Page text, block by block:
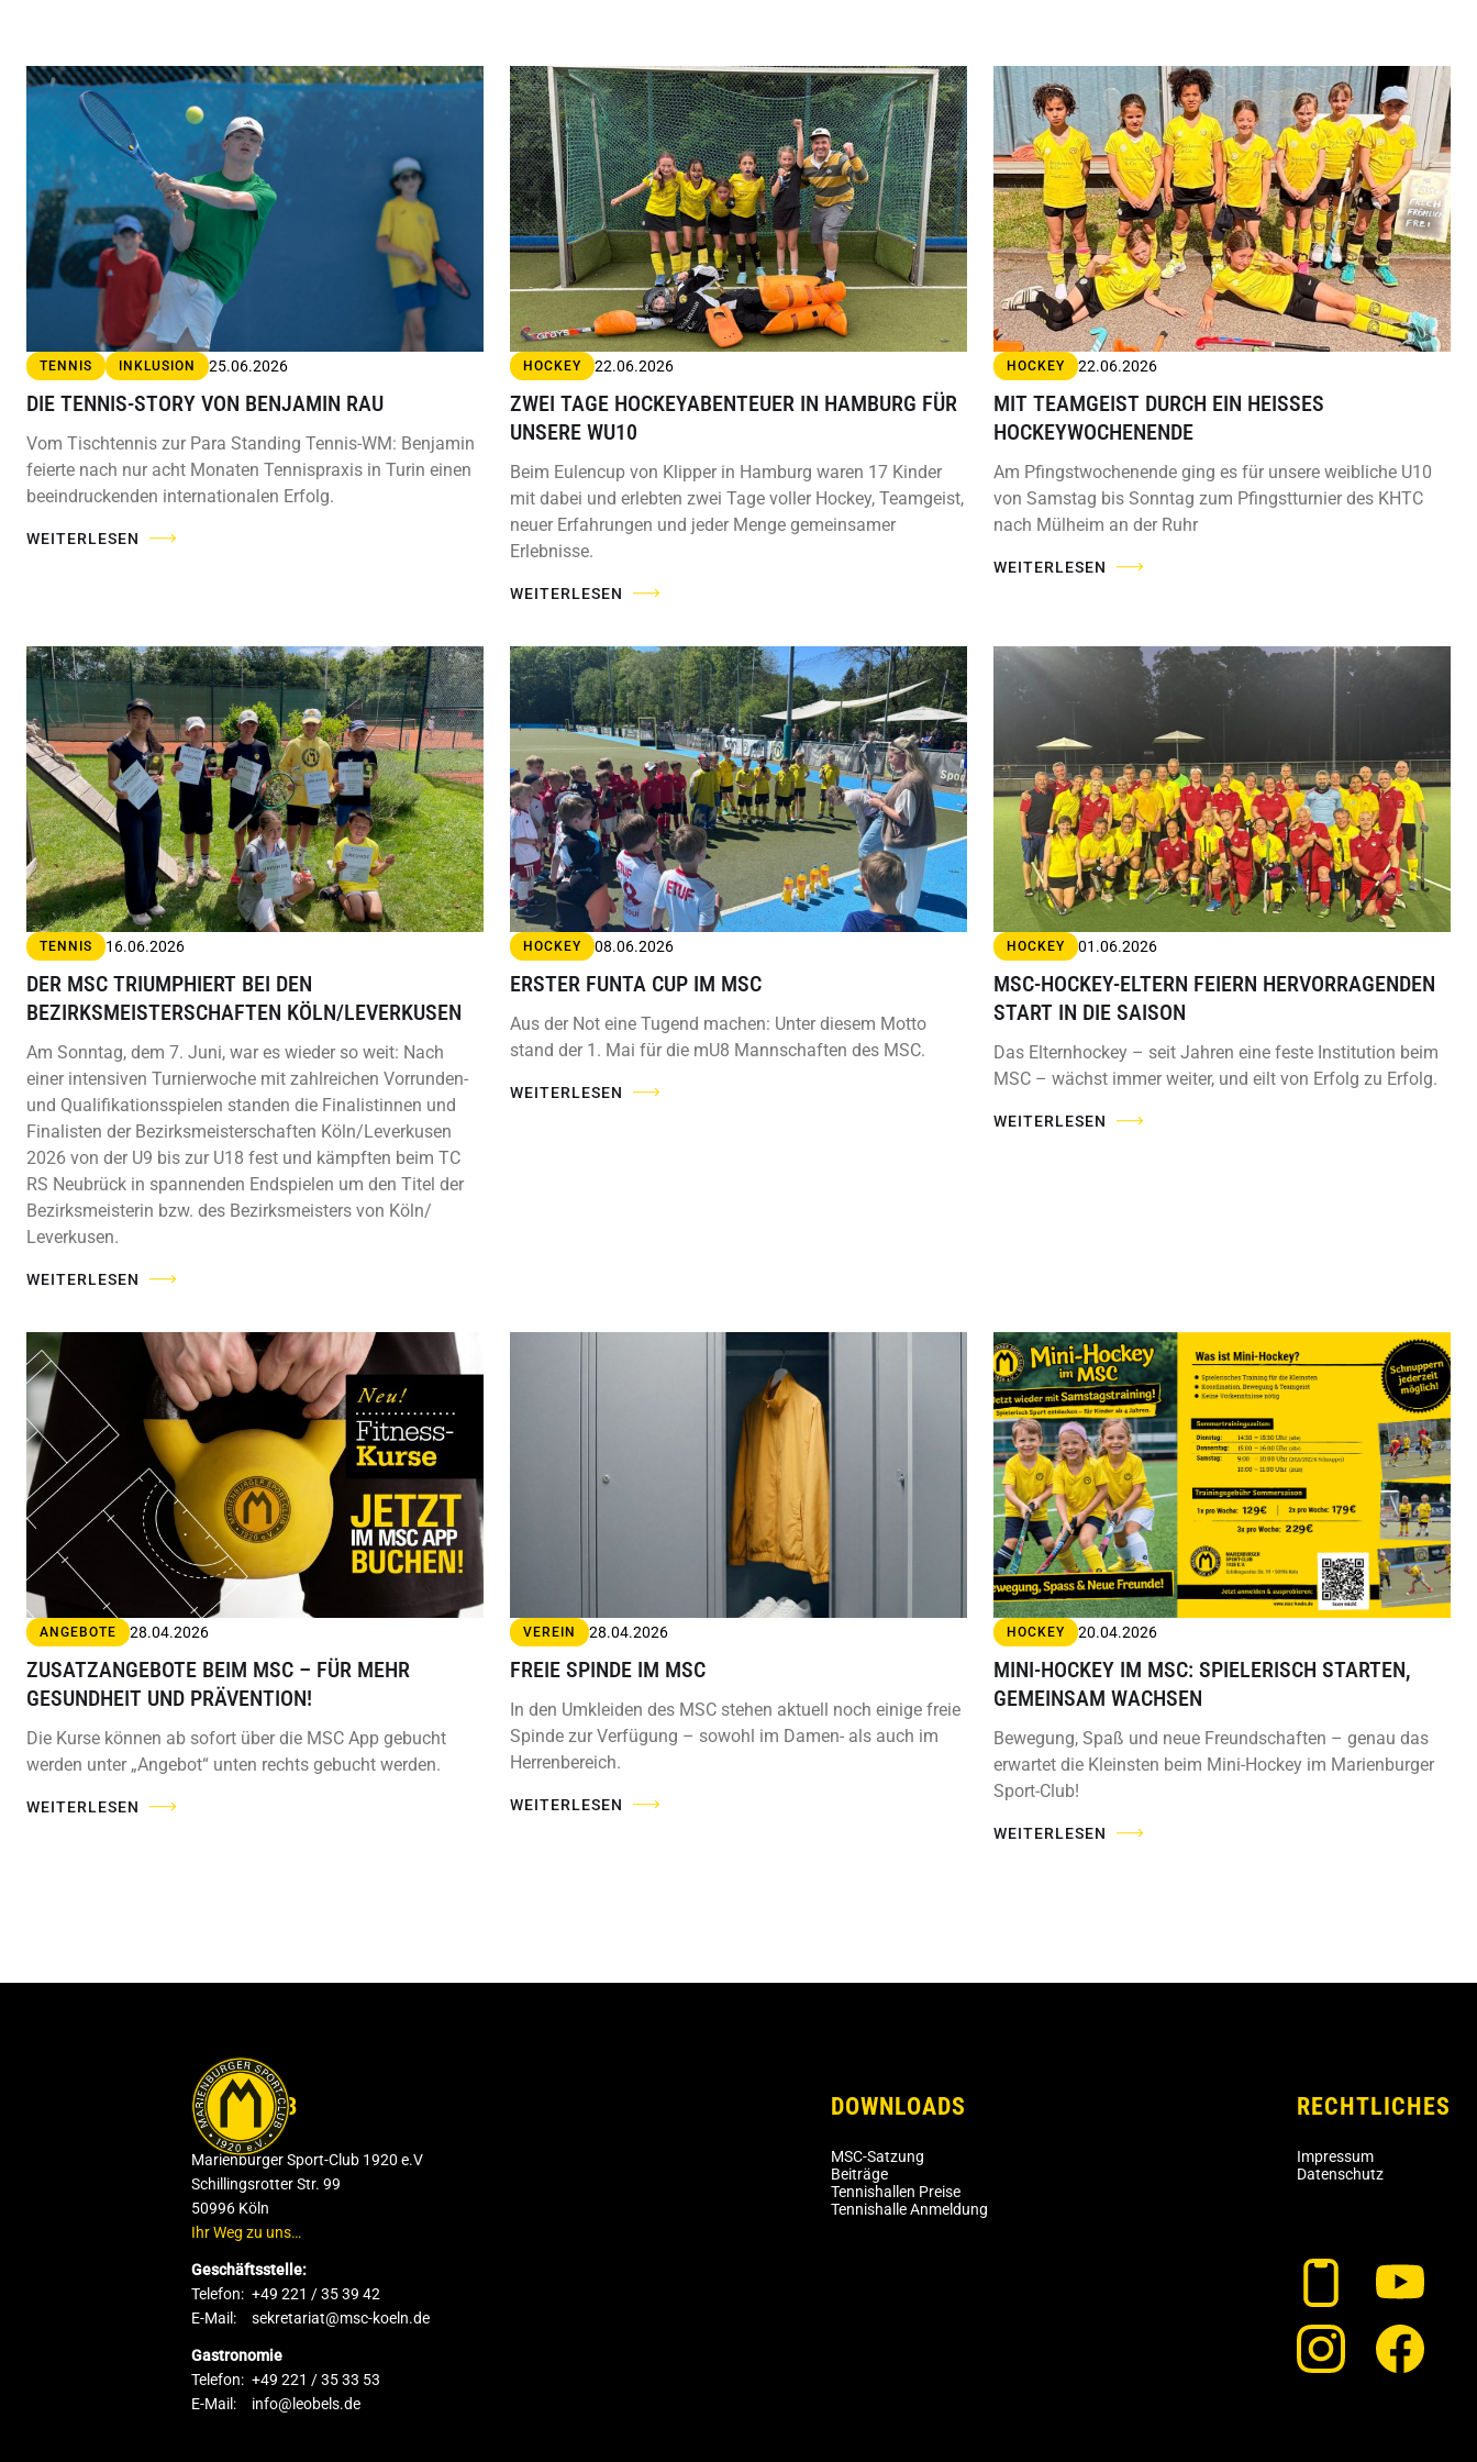
TENNIS INKLUSION 25.06.2026
DIE TENNIS-STORY VON BENJAMIN RAU
Vom Tischtennis zur Para Standing Tennis-WM: Benjamin
feierte nach nur acht Monaten Tennispraxis in Turin einen
beeindruckenden internationalen Erfolg.
WEITERLESEN
HOCKEY 22.06.2026
ZWEI TAGE HOCKEYABENTEUER IN HAMBURG FÜR
UNSERE WU10
Beim Eulencup von Klipper in Hamburg waren 17 Kinder
mit dabei und erlebten zwei Tage voller Hockey, Teamgeist,
neuer Erfahrungen und jeder Menge gemeinsamer
Erlebnisse.
WEITERLESEN
HOCKEY 22.06.2026
MIT TEAMGEIST DURCH EIN HEISSES H
OCKEYWOCHENENDE
Am Pfingstwochenende ging es für unsere weibliche U10
von Samstag bis Sonntag zum Pfingstturnier des KHTC
nach Mülheim an der Ruhr
WEITERLESEN
TENNIS 16.06.2026
DER MSC TRIUMPHIERT BEI DEN
BEZIRKSMEISTERSCHAFTEN KÖLN/LEVERKUSEN
Am Sonntag, dem 7. Juni, war es wieder so weit: Nach
einer intensiven Turnierwoche mit zahlreichen Vorrunden-
und Qualifikationsspielen standen die Finalistinnen und
Finalisten der Bezirksmeisterschaften Köln/Leverkusen
2026 von der U9 bis zur U18 fest und kämpften beim TC
RS Neubrück in spannenden Endspielen um den Titel der
Bezirksmeisterin bzw. des Bezirksmeisters von Köln/
Leverkusen.
WEITERLESEN
HOCKEY 08.06.2026
ERSTER FUNTA CUP IM MSC
Aus der Not eine Tugend machen: Unter diesem Motto
stand der 1. Mai für die mU8 Mannschaften des MSC.
WEITERLESEN
HOCKEY 01.06.2026
MSC-HOCKEY-ELTERN FEIERN HERVORRAGENDEN
START IN DIE SAISON
Das Elternhockey – seit Jahren eine feste Institution beim
MSC – wächst immer weiter, und eilt von Erfolg zu Erfolg.
WEITERLESEN
ANGEBOTE 28.04.2026
ZUSATZANGEBOTE BEIM MSC – FÜR MEHR
GESUNDHEIT UND PRÄVENTION!
Die Kurse können ab sofort über die MSC App gebucht
werden unter „Angebot“ unten rechts gebucht werden.
WEITERLESEN
VEREIN 28.04.2026
FREIE SPINDE IM MSC
In den Umkleiden des MSC stehen aktuell noch einige freie
Spinde zur Verfügung – sowohl im Damen- als auch im
Herrenbereich.
WEITERLESEN
HOCKEY 20.04.2026
MINI-HOCKEY IM MSC: SPIELERISCH STARTEN,
GEMEINSAM WACHSEN
Bewegung, Spaß und neue Freundschaften – genau das
erwartet die Kleinsten beim Mini-Hockey im Marienburger
Sport-Club!
WEITERLESEN
DER CLUB
Marienburger Sport-Club 1920 e.V
Schillingsrotter Str. 99
50996 Köln
Ihr Weg zu uns…
Geschäftsstelle:
Telefon: +49 221 / 35 39 42
E-Mail:
sekretariat@msc-koeln.de
Gastronomie
Telefon: +49 221 / 35 33 53
E-Mail:
info@leobels.de
DOWNLOADS
MSC-Satzung
Beiträge
Tennishallen Preise
Tennishalle Anmeldung
RECHTLICHES
Impressum
Datenschutz